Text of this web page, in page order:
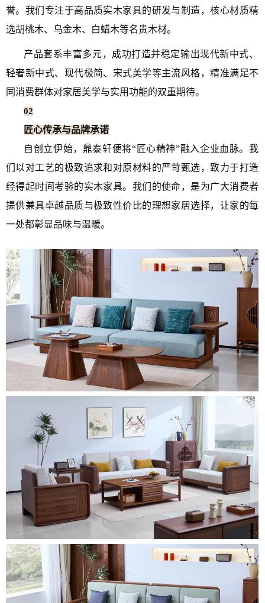
誉。我们专注于高品质实木家具的研发与制造，核心材质精
选胡桃木、乌金木、白蜡木等名贵木材。
产品套系丰富多元，成功打造并稳定输出现代新中式、
轻奢新中式、现代极简、宋式美学等主流风格，精准满足不
同消费群体对家居美学与实用功能的双重期待。
02
匠心传承与品牌承诺
自创立伊始，鼎泰轩便将“匠心精神”融入企业血脉。我
们以对工艺的极致追求和对原材料的严苛甄选，致力于打造
经得起时间考验的实木家具。我们的使命，是为广大消费者
提供兼具卓越品质与极致性价比的理想家居选择，让家的每
一处都彰显品味与温暖。